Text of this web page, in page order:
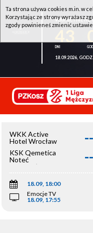
WKK ACTIVE
18.09.2026,
WKK Active
Hotel Wrocław
--
KSK Qemetica
Noteć
Inowrocław
--
18.09, 18:00
Emocje TV
18.09, 17:55
Ta strona używa cookies m.in. w
Korzystając ze strony wyrażasz
zgody powinieneś zmienić